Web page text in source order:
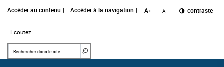
Accéder au contenu Accéder à la navigation A+ A- Changer le
contraste
Ecoutez
Mots clés